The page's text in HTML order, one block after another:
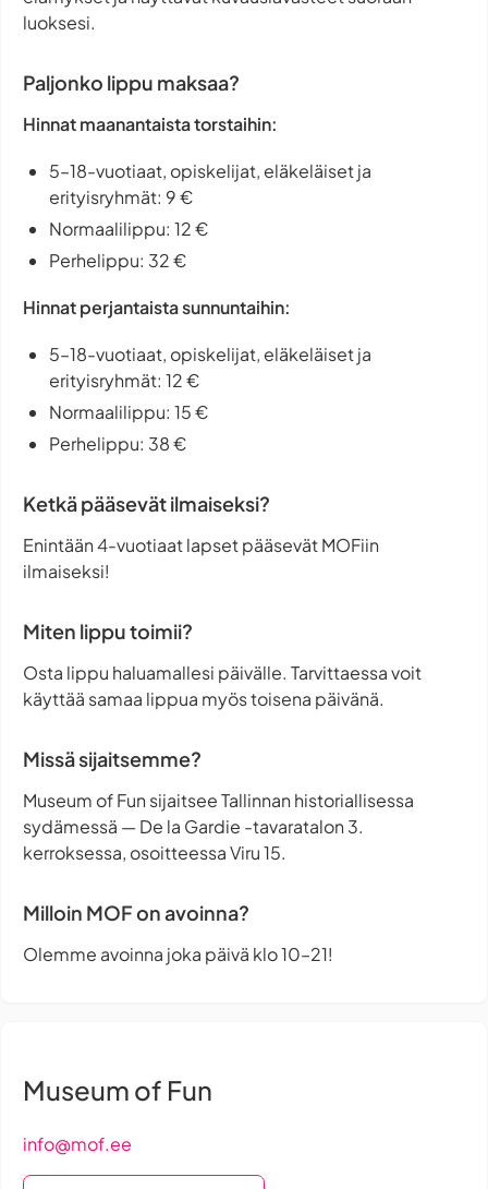
luoksesi.
Paljonko lippu maksaa?
Hinnat maanantaista torstaihin:
5–18-vuotiaat, opiskelijat, eläkeläiset ja
erityisryhmät: 9 €
Normaalilippu: 12 €
Perhelippu: 32 €
Hinnat perjantaista sunnuntaihin:
5–18-vuotiaat, opiskelijat, eläkeläiset ja
erityisryhmät: 12 €
Normaalilippu: 15 €
Perhelippu: 38 €
Ketkä pääsevät ilmaiseksi?
Enintään 4-vuotiaat lapset pääsevät MOFiin
ilmaiseksi!
Miten lippu toimii?
Osta lippu haluamallesi päivälle. Tarvittaessa voit
käyttää samaa lippua myös toisena päivänä.
Missä sijaitsemme?
Museum of Fun sijaitsee Tallinnan historiallisessa
sydämessä — De la Gardie -tavaratalon 3.
kerroksessa, osoitteessa Viru 15.
Milloin MOF on avoinna?
Olemme avoinna joka päivä klo 10–21!
Museum of Fun
info@mof.ee